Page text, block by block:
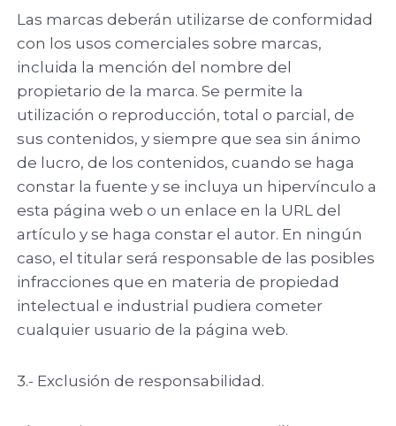
Las marcas deberán utilizarse de conformidad
con los usos comerciales sobre marcas,
incluida la mención del nombre del
propietario de la marca. Se permite la
utilización o reproducción, total o parcial, de
sus contenidos, y siempre que sea sin ánimo
de lucro, de los contenidos, cuando se haga
constar la fuente y se incluya un hipervínculo a
esta página web o un enlace en la URL del
artículo y se haga constar el autor. En ningún
caso, el titular será responsable de las posibles
infracciones que en materia de propiedad
intelectual e industrial pudiera cometer
cualquier usuario de la página web.
3.- Exclusión de responsabilidad.